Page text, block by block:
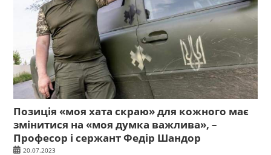
Позиція «моя хата скраю» для кожного має
змінитися на «моя думка важлива», –
Професор і сержант Федір Шандор
20.07.2023